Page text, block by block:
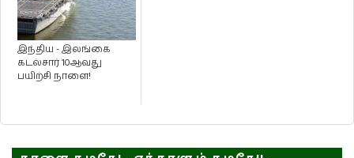
இந்திய - இலங்கை
கடல்சார் 10ஆவது
பயிற்சி நாளை!